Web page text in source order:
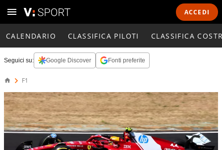
ACCEDI
CALENDARIO CLASSIFICA PILOTI CLASSIFICA
Seguici su: Google Discover Fonti preferite
F1